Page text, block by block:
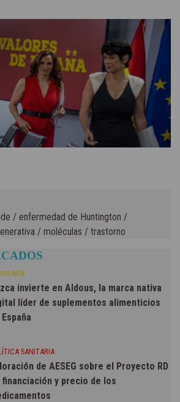
/ enfermedad de Huntington /
/ moléculas / trastorno
invierte en Aldous, la marca nativa
líder de suplementos alimenticios
SANITARIA
de AESEG sobre el Proyecto RD
financiación y precio de los